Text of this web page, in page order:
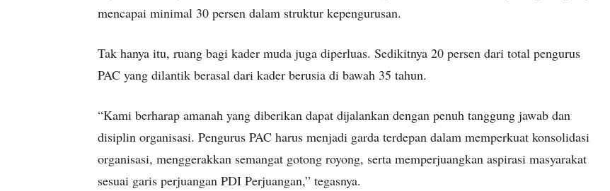
mencapai minimal 30 persen dalam struktur kepengurusan.
Tak hanya itu, ruang bagi kader muda juga diperluas. Sedikitnya 20 persen dari total pengurus
PAC yang dilantik berasal dari kader berusia di bawah 35 tahun.
“Kami berharap amanah yang diberikan dapat dijalankan dengan penuh tanggung jawab dan
disiplin organisasi. Pengurus PAC harus menjadi garda terdepan dalam memperkuat konsolidasi
organisasi, menggerakkan semangat gotong royong, serta memperjuangkan aspirasi masyarakat
sesuai garis perjuangan PDI Perjuangan,” tegasnya.